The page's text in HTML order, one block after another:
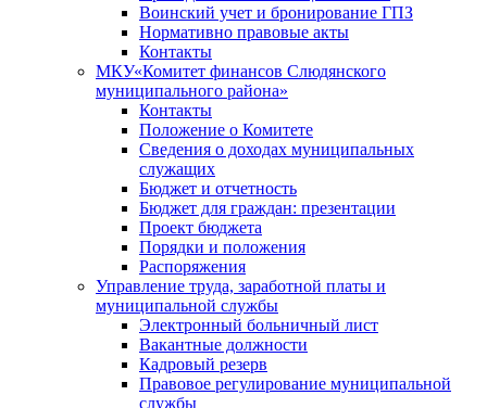
Воинский учет и бронирование ГПЗ
Нормативно правовые акты
Контакты
МКУ«Комитет финансов Слюдянского
муниципального района»
Контакты
Положение о Комитете
Сведения о доходах муниципальных
служащих
Бюджет и отчетность
Бюджет для граждан: презентации
Проект бюджета
Порядки и положения
Распоряжения
Управление труда, заработной платы и
муниципальной службы
Электронный больничный лист
Вакантные должности
Кадровый резерв
Правовое регулирование муниципальной
службы